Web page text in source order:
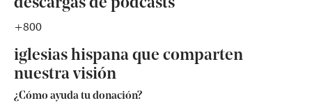
descargas de podcasts
+800
iglesias hispana que comparten
nuestra visión
¿Cómo ayuda tu donación?